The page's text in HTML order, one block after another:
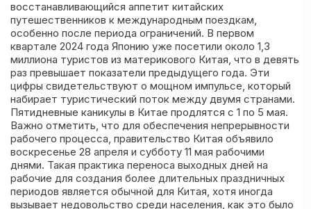
восстанавливающийся аппетит китайских
путешественников к международным поездкам,
особенно после периода ограничений. В первом
квартале 2024 года Японию уже посетили около 1,3
миллиона туристов из материкового Китая, что в девять
раз превышает показатели предыдущего года. Эти
цифры свидетельствуют о мощном импульсе, который
набирает туристический поток между двумя странами.
Пятидневные каникулы в Китае продлятся с 1 по 5 мая.
Важно отметить, что для обеспечения непрерывности
рабочего процесса, правительство Китая объявило
воскресенье 28 апреля и субботу 11 мая рабочими
днями. Такая практика переноса выходных дней на
рабочие для создания более длительных праздничных
периодов является обычной для Китая, хотя иногда
вызывает недовольство среди населения, как это было